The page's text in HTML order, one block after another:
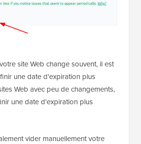
site Web change souvent, il est
une date d'expiration plus
Web avec peu de changements,
une date d'expiration plus
vider manuellement votre